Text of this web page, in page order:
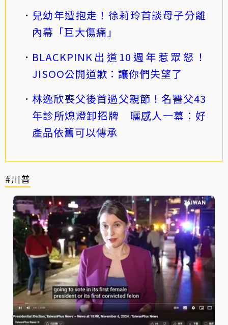
兒幼年遭抱走！徐莉玲首談母子分離
內幕「巨大傷痛」
BLACKPINK出道10週年惹眾怒！
JISOO公開道歉：讓你們失望了
林逸欣喪父後首過父親節！名醫父43
年診所熄燈卸招牌 曬感人一幕：好
產品依舊可以傳承
#川普